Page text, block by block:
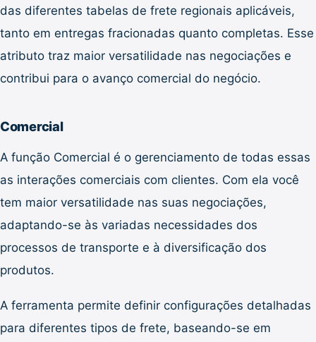
das diferentes tabelas de frete regionais aplicáveis,
tanto em entregas fracionadas quanto completas. Esse
atributo traz maior versatilidade nas negociações e
contribui para o avanço comercial do negócio.
Comercial
A função Comercial é o gerenciamento de todas essas
as interações comerciais com clientes. Com ela você
tem maior versatilidade nas suas negociações,
adaptando-se às variadas necessidades dos
processos de transporte e à diversificação dos
produtos.
A ferramenta permite definir configurações detalhadas
para diferentes tipos de frete, baseando-se em